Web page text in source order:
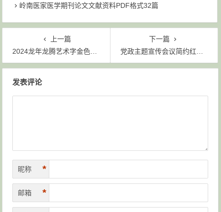
岭南医家医学期刊论文文献资料PDF格式32篇
上一篇
2024龙年龙腾艺术字金色立体设计
下一篇
党政主题宣传会议简约红色剪影PSD背景
发表评论
昵称 *
邮箱 *